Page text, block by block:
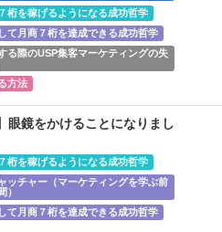
桁を稼げるようになる成功哲学
て月商７桁を達成できる成功哲学
る際のUSP集客マーケティングの失
方法
眼鏡をかけることになりまし
桁を稼げるようになる成功哲学
ッチャー（マーケティングを学ぶ前
）
て月商７桁を達成できる成功哲学